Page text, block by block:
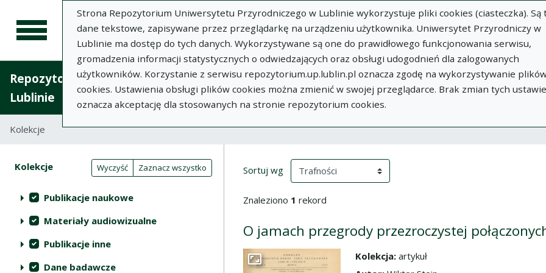
Strona Repozytorium Uniwersytetu Przyrodniczego w Lublinie wykorzystuje pliki cookies (ciasteczka). Są
dane tekstowe, zapisywane przez przeglądarkę na urządzeniu użytkownika. Uniwersytet Przyrodniczy w
Lublinie ma dostęp do tych danych. Wykorzystywane są one do prawidłowego funkcjonowania serwisu,
gromadzenia informacji statystycznych o odwiedzających oraz obsługi udogodnień dla zalogowanych
użytkowników. Korzystanie z serwisu repozytorium.up.lublin.pl oznacza zgodę na wykorzystywanie
cookies. Ustawienia obsługi plików cookies można zmienić w swojej przeglądarce. Brak zmian tych
oznacza akceptację dla stosowanych na stronie repozytorium cookies.
Repozytorium Uniwersytetu Przyrodniczego w
Lublinie
Dodaj
publikację
O
Repozytorium
Dokumenty
Kolekcje
Lista wyników wyszukiwania
Filtry wyszukiwania (automatyczne przeładowanie treści)
Akcje na kolekcjach Wyczyść Zaznacz wszystko
Kolekcje (automatyczne przeładowanie treści)
Publikacje naukowe
Materiały audiowizualne
Publikacje inne
Dane badawcze
Wyniki wyszukiwania
Sortuj wg (automatyczne przeładowanie treści)
Znaleziono 1 rekord
O jamach przegrody przezroczystej
Przejdź do zbioru
Kolekcja: artykuł